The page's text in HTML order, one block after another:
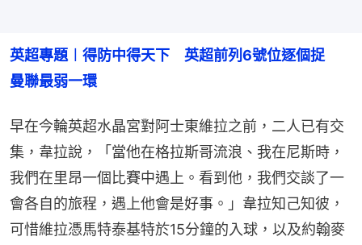
英超專題︱得防中得天下　英超前列6號位逐個捉
曼聯最弱一環
早在今輪英超水晶宮對阿士東維拉之前，二人已有交
集，韋拉說，「當他在格拉斯哥流浪、我在尼斯時，
我們在里昂一個比賽中遇上。看到他，我們交談了一
會各自的旅程，遇上他會是好事。」韋拉知己知彼，
可惜維拉憑馬特泰基特於15分鐘的入球，以及約翰麥